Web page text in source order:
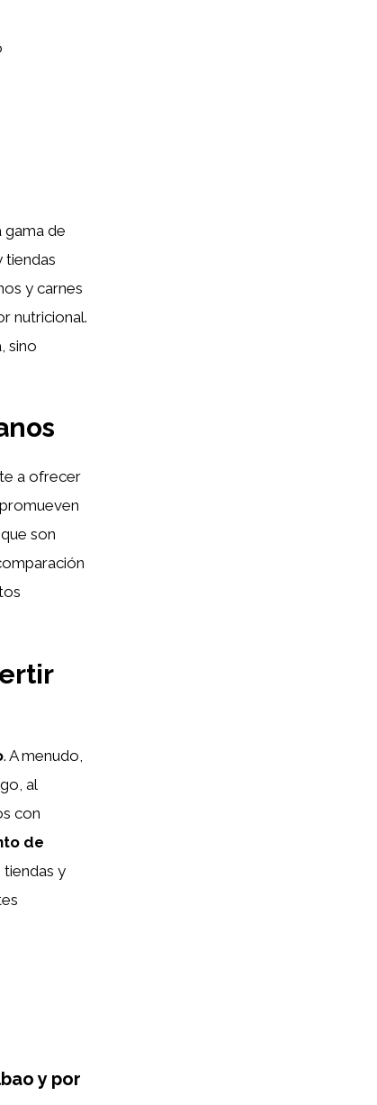
gama de
tiendas
y carnes
nutricional.
sino
a ofrecer
son
. A menudo,
al
con
de
y
y por